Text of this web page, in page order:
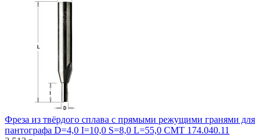
Фреза из твёрдого сплава с прямыми режущими гранями для
пантографа D=4,0 I=10,0 S=8,0 L=55,0 CMT 174.040.11